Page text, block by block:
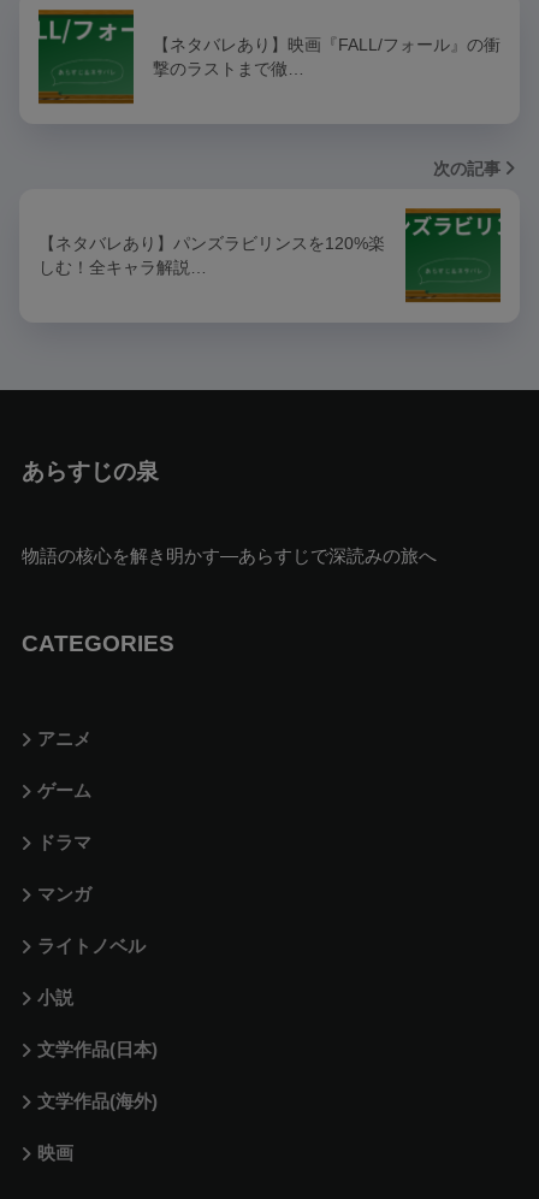
【ネタバレあり】映画『FALL/フォール』の衝
撃のラストまで徹…
次の記事
【ネタバレあり】パンズラビリンスを120%楽
しむ！全キャラ解説…
あらすじの泉
物語の核心を解き明かす—あらすじで深読みの旅へ
CATEGORIES
アニメ
ゲーム
ドラマ
マンガ
ライトノベル
小説
文学作品(日本)
文学作品(海外)
映画